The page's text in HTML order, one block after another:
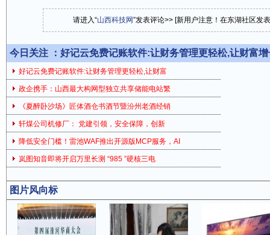
请进入“山西科技网”发表评论>> [新用户注意！在东湖社区发
今日关注 ： 好记云免费记账软件:让财务管理更轻松,让财富
好记云免费记账软件:让财务管理更轻松,让财富
政企携手：山西最大构网型独立共享储能电站繁
《夏醉卧沙场》匠体酒仓书酒节暨汾州老酒经销
轩煤公司机修厂： 党建引领，安全保障，创新
降低安全门槛！雷池WAF推出开源版MCP服务，AI
岚图知音即将开启万里长测 “985 ”硬核三电
图片风向标